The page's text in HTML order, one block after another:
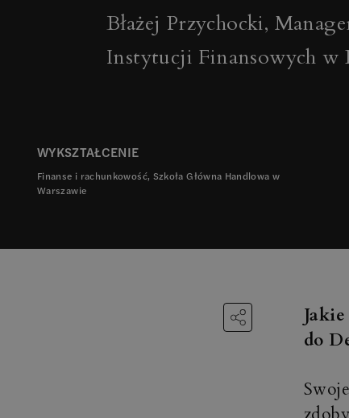
Błażej Przychocki,
Instytucji Finansowych w
WYKSZTAŁCENIE
Finanse i rachunkowość, Szkoła Główna Handlowa w
Warszawie
do